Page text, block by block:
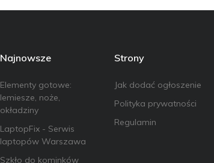
Najnowsze
Elementy gotowe:
lemiesze, noże,
okładziny
LaptopFix - Serwis
laptopów Warszawa
Szkło do kominków
Strony
Jak dodać ogłoszenie
Polityka prywatności
Regulamin